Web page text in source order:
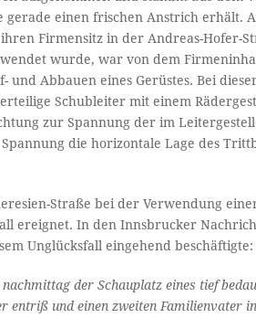
gerade einen frischen Anstrich
Firmensitz in der Andreas-Hofer-
wurde, war von dem
und Abbauen eines Gerüstes. Bei
Schubleiter mit einem
zur Spannung der im
die horizontale Lage des
Straße bei der Verwendung
ereignet. In den Innsbrucker
Unglücksfall eingehend beschäftigte:
der Schauplatz eines tief
und einen zweiten Familienvater